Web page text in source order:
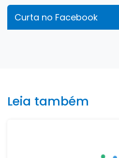
Curta no Facebook
Leia também